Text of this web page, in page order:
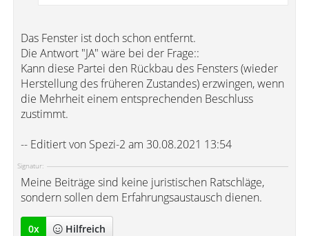
Das Fenster ist doch schon entfernt.
Die Antwort "JA" wäre bei der Frage::
Kann diese Partei den Rückbau des Fensters (wieder
Herstellung des früheren Zustandes) erzwingen, wenn
die Mehrheit einem entsprechenden Beschluss
zustimmt.
-- Editiert von Spezi-2 am 30.08.2021 13:54
Signatur:
Meine Beiträge sind keine juristischen Ratschläge,
sondern sollen dem Erfahrungsaustausch dienen.
0x Hilfreich